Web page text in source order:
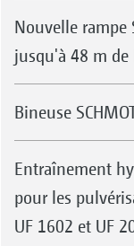
Nouvelle rampe
jusqu'à 48 m de
Bineuse
Entraînement
pour les
UF 1602 et UF